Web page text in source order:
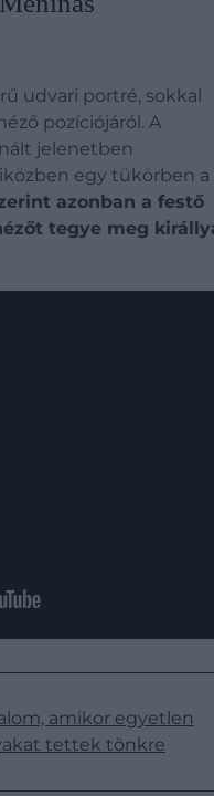
udvari portré, sokkal
pozíciójáról. A
jelenetben
egy tükörben a
azonban a festő
tegye meg
amikor egyetlen
tettek tönkre